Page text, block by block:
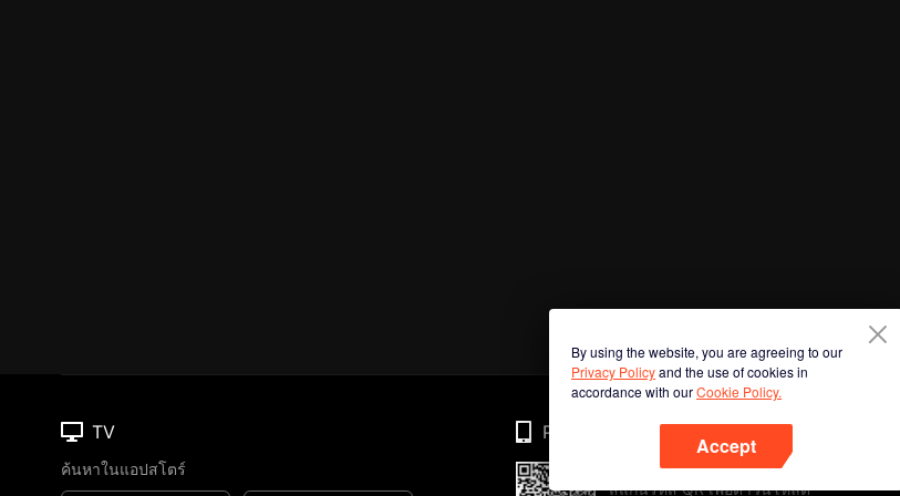
By using the website, you are agreeing to our
Privacy Policyand the use of cookies in
accordance with ourCookie Policy.
Accept
TV
ค้นหาในแอปสโตร์
Phone
สแกนรหัส QR เพื่อดาวน์โหลด